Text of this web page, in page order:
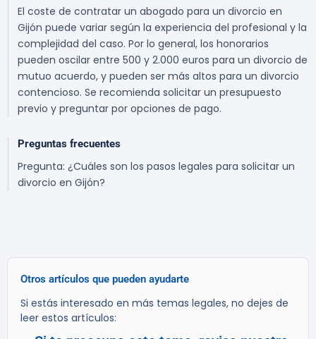
El coste de contratar un abogado para un divorcio en
Gijón puede variar según la experiencia del profesional y la
complejidad del caso. Por lo general, los honorarios
pueden oscilar entre 500 y 2.000 euros para un divorcio de
mutuo acuerdo, y pueden ser más altos para un divorcio
contencioso. Se recomienda solicitar un presupuesto
previo y preguntar por opciones de pago.
Preguntas frecuentes
Pregunta: ¿Cuáles son los pasos legales para solicitar un
divorcio en Gijón?
Otros artículos que pueden ayudarte
Si estás interesado en más temas legales, no dejes de
leer estos artículos: